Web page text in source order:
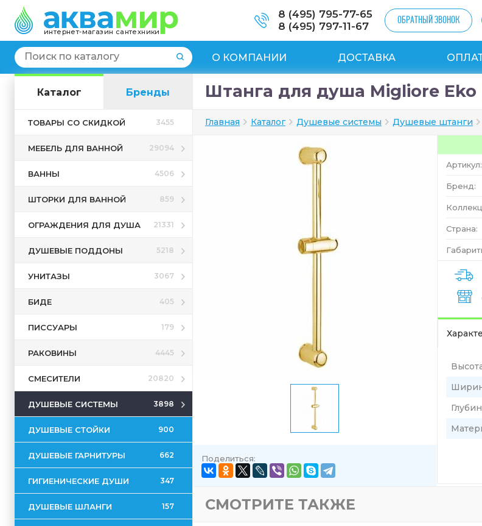
интернет-магазин сантехники
8 (495) 795-77-65
8 (495) 797-11-67
ОБРАТНЫЙ ЗВОНОК
О КОМПАНИИ ДОСТАВКА
Каталог Бренды
ТОВАРЫ СО СКИДКОЙ 3455
МЕБЕЛЬ ДЛЯ ВАННОЙ 29094
ВАННЫ 4506
ШТОРКИ ДЛЯ ВАННОЙ 859
ОГРАЖДЕНИЯ ДЛЯ ДУША 21331
ДУШЕВЫЕ ПОДДОНЫ 5218
УНИТАЗЫ 3067
БИДЕ 405
ПИССУАРЫ 179
РАКОВИНЫ 4445
СМЕСИТЕЛИ 20820
ДУШЕВЫЕ СИСТЕМЫ 3898
ДУШЕВЫЕ СТОЙКИ 900
ДУШЕВЫЕ ГАРНИТУРЫ 662
ГИГИЕНИЧЕСКИЕ ДУШИ 347
ДУШЕВЫЕ ШЛАНГИ 157
Штанга для душа Migliore Eko
Главная Каталог Душевые системы Душевые штанги
Поделиться:
Артикул:
Бренд:
Страна:
СМОТРИТЕ ТАКЖЕ